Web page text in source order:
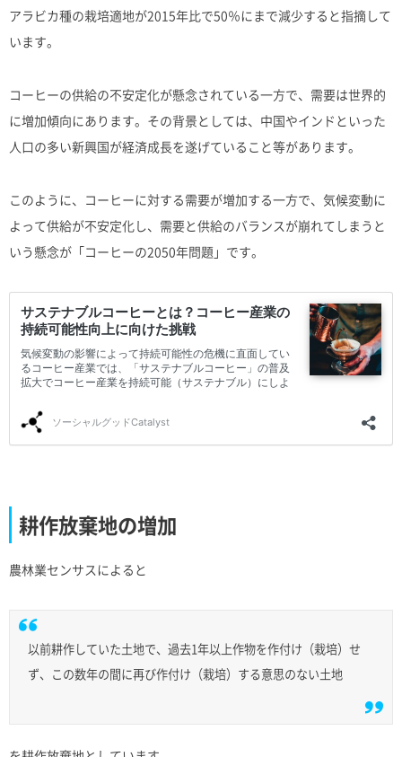
アラビカ種の栽培適地が2015年比で50％にまで減少すると指摘して
います。
コーヒーの供給の不安定化が懸念されている一方で、需要は世界的
に増加傾向にあります。その背景としては、中国やインドといった
人口の多い新興国が経済成長を遂げていること等があります。
このように、コーヒーに対する需要が増加する一方で、気候変動に
よって供給が不安定化し、需要と供給のバランスが崩れてしまうと
いう懸念が「コーヒーの2050年問題」です。
耕作放棄地の増加
農林業センサスによると
以前耕作していた土地で、過去1年以上作物を作付け（栽培）せ
ず、この数年の間に再び作付け（栽培）する意思のない土地